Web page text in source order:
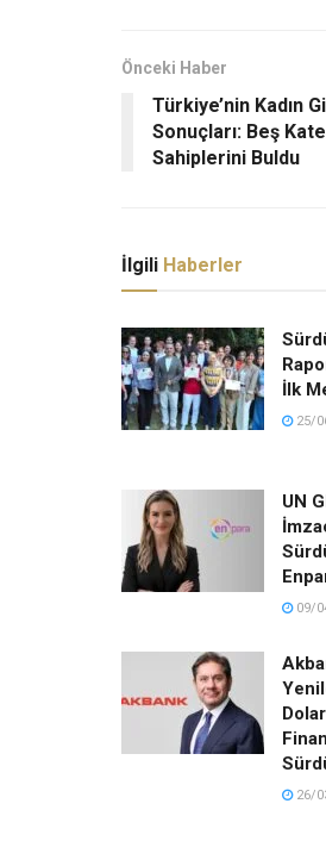
Önceki Haber
Türkiye’nin Kadın
Sonuçları: Beş
Sahiplerini Buldu
İlgili Haberler
İlk
25/
UN
09/
26/